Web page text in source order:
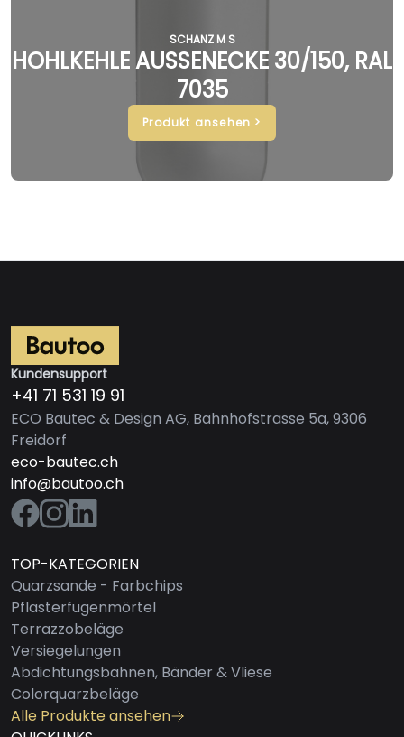
SCHANZ M S
HOHLKEHLE AUSSENECKE 30/150, RAL
7035
Produkt ansehen >
Kundensupport
+41 71 531 19 91
ECO Bautec & Design AG, Bahnhofstrasse 5a, 9306
Freidorf
eco-bautec.ch
info@bautoo.ch
TOP-KATEGORIEN
Quarzsande - Farbchips
Pflasterfugenmörtel
Terrazzobeläge
Versiegelungen
Abdichtungsbahnen, Bänder & Vliese
Colorquarzbeläge
Alle Produkte ansehen